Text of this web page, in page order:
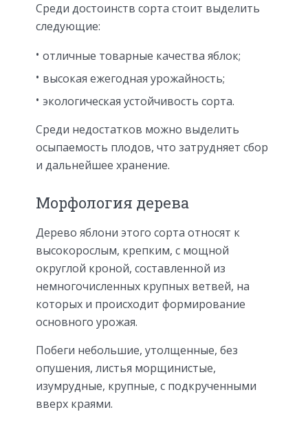
Среди достоинств сорта стоит выделить
следующие:
отличные товарные качества яблок;
высокая ежегодная урожайность;
экологическая устойчивость сорта.
Среди недостатков можно выделить
осыпаемость плодов, что затрудняет сбор
и дальнейшее хранение.
Морфология дерева
Дерево яблони этого сорта относят к
высокорослым, крепким, с мощной
округлой кроной, составленной из
немногочисленных крупных ветвей, на
которых и происходит формирование
основного урожая.
Побеги небольшие, утолщенные, без
опушения, листья морщинистые,
изумрудные, крупные, с подкрученными
вверх краями.